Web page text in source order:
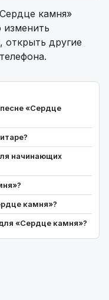
камня»
открыть другие
«Сердце
начинающих
камня»?
«Сердце камня»?